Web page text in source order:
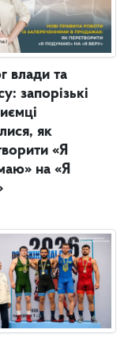
влади та
запорізькі
як
«Я
на «Я